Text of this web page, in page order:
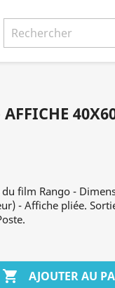
film Rango -
- Affiche pliée.
 AJOUTER AU